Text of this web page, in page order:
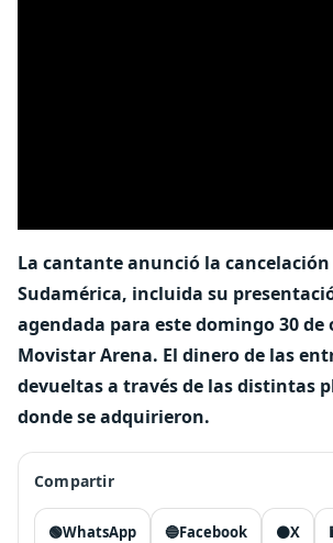
La cantante anunció la
Sudamérica, incluida su
agendada para este domingo 30 de
Movistar Arena. El dinero de las
devueltas a través de las distintas
donde se adquirieron.
Compartir
🟢WhatsApp 🔵Facebook ⚫X